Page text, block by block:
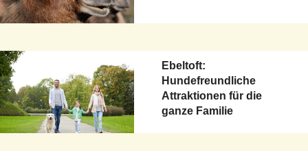
Ebeltoft:
Hundefreundliche
Attraktionen für die
ganze Familie